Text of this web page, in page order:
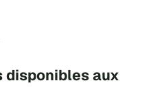
disponibles aux